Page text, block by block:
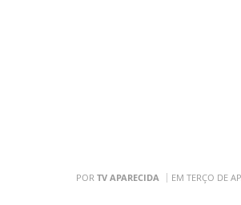
POR TV APARECIDA EM TERÇO DE